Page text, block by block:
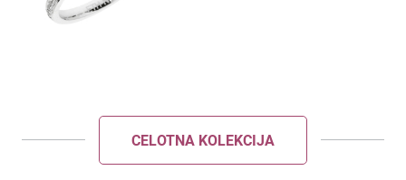
CELOTNA KOLEKCIJA